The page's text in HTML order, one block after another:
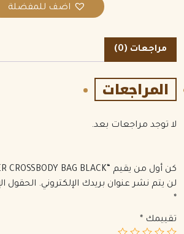
اضف للمفضلة
مراجعات (0)
المراجعات
لا توجد مراجعات بعد.
كن أول من يقيم “PRADA LEATHER CROSSBODY BAG BLACK”
لن يتم نشر عنوان بريدك الإلكتروني. الحقول
*
تقييمك *